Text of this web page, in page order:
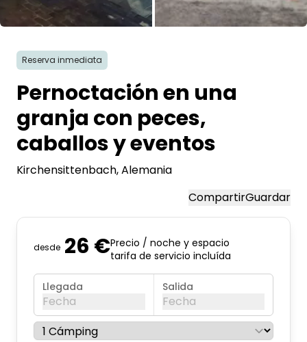
Sobre nosotros
Tienda
Contacto
Select language
Reserva inmediata
Pernoctación en una
granja con peces,
caballos y eventos
Kirchensittenbach, Alemania
CompartirGuardar
desde 26 €Precio / noche y espacio
tarifa de servicio incluída
Llegada
Fecha
Salida
Fecha
agosto de 2026
Mes